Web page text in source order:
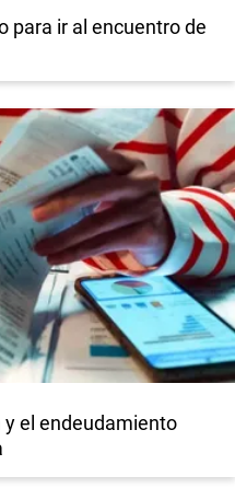
para ir al encuentro de
y el endeudamiento